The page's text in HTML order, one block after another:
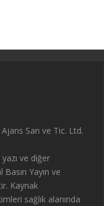
Ajans San ve Tic. Ltd.
ve diğer
Yayın ve
Kaynak
sağlık alanında